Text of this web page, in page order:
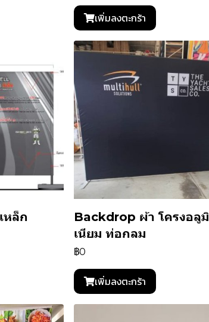
เพิ่มลงตะกร้า
หล็ก
Backdrop ผ้า โครงอลูมิ
เนียม ท่อกลม
฿0
เพิ่มลงตะกร้า